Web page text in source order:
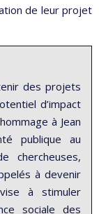
de leur projet
des projets
d’impact
à Jean
publique au
chercheuses,
à devenir
à stimuler
sociale des